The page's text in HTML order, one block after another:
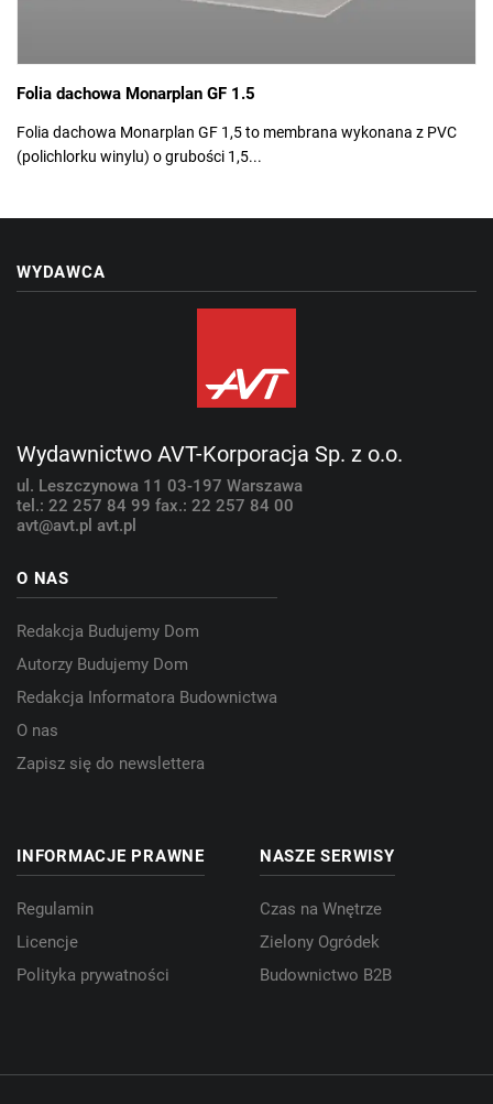
Folia dachowa Monarplan GF 1.5
Folia dachowa Monarplan GF 1,5 to membrana wykonana z PVC
(polichlorku winylu) o grubości 1,5...
WYDAWCA
Wydawnictwo AVT-Korporacja Sp. z o.o.
ul. Leszczynowa 11 03-197 Warszawa
tel.: 22 257 84 99 fax.: 22 257 84 00
avt@avt.pl avt.pl
O NAS
Redakcja Budujemy Dom
Autorzy Budujemy Dom
Redakcja Informatora Budownictwa
O nas
Zapisz się do newslettera
INFORMACJE PRAWNE
Regulamin
Licencje
Polityka prywatności
NASZE SERWISY
Czas na Wnętrze
Zielony Ogródek
Budownictwo B2B